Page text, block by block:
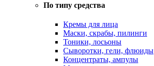
По типу средства
Кремы для лица
Маски, скрабы, пилинги
Тоники, лосьоны
Сыворотки, гели, флюиды
Концентраты, ампулы